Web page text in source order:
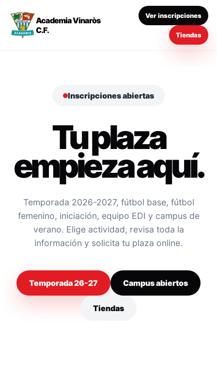
Academia Vinaròs
C.F.
Ver inscripciones
Tiendas
Inscripciones abiertas
Tu plaza
empieza aquí.
Temporada 2026-2027, fútbol base, fútbol
femenino, iniciación, equipo EDI y campus de
verano. Elige actividad, revisa toda la
información y solicita tu plaza online.
Temporada 26-27 Campus abiertos
Tiendas